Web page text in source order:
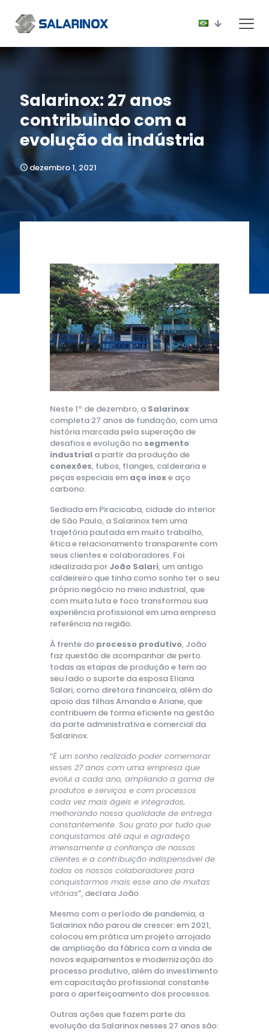
Salarinox: 27 anos
contribuindo com a
evolução da indústria
dezembro 1, 2021
Neste 1º de dezembro, a Salarinox
completa 27 anos de fundação, com uma
história marcada pela superação de
desafios e evolução no segmento
industrial a partir da produção de
conexões, tubos, flanges, caldeiraria e
peças especiais em aço inoxe aço
carbono.
Sediada em Piracicaba, cidade do interior
de São Paulo, a Salarinox tem uma
trajetória pautada em muito trabalho,
ética e relacionamento transparente com
seus clientes e colaboradores. Foi
idealizada por João Salari, um antigo
caldeireiro que tinha como sonho ter o seu
próprio negócio no meio industrial, que
com muita luta e foco transformou sua
experiência profissional em uma empresa
referência na região.
À frente do processo produtivo, João
faz questão de acompanhar de perto
todas as etapas de produção e tem ao
seu lado o suporte da esposa Eliana
Salari, como diretora financeira, além do
apoio das filhas Amanda e Ariane, que
contribuem de forma eficiente na gestão
da parte administrativa e comercial da
Salarinox.
“É um sonho realizado poder comemorar
esses 27 anos com uma empresa que
evolui a cada ano, ampliando a gama de
produtos e serviços e com processos
cada vez mais ágeis e integrados,
melhorando nossa qualidade de entrega
constantemente. Sou grato por tudo que
conquistamos até aqui e agradeço
imensamente a confiança de nossos
clientes e a contribuição indispensável de
todos os nossos colaboradores para
conquistarmos mais esse ano de muitas
vitórias”, declara João.
Mesmo com o período de pandemia, a
Salarinox não parou de crescer: em 2021,
colocou em prática um projeto arrojado
de ampliação da fábrica com a vinda de
novos equipamentos e modernização do
processo produtivo, além do investimento
em capacitação profissional constante
para o aperfeiçoamento dos processos.
Outras ações que fazem parte da
evolução da Salarinox nesses 27 anos são: